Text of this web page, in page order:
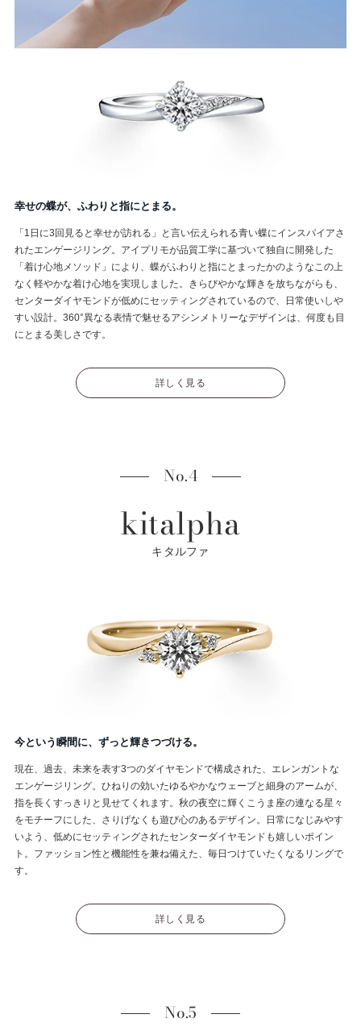
幸せの蝶が、ふわりと指にとまる。
「1日に3回見ると幸せが訪れる」と言い伝えられる青い蝶にインスパイアさ
れたエンゲージリング。アイプリモが品質工学に基づいて独自に開発した
「着け心地メソッド」により、蝶がふわりと指にとまったかのようなこの上
なく軽やかな着け心地を実現しました。きらびやかな輝きを放ちながらも、
センターダイヤモンドが低めにセッティングされているので、日常使いしや
すい設計。360°異なる表情で魅せるアシンメトリーなデザインは、何度も目
にとまる美しさです。
詳しく見る
No.4
kitalpha
キタルファ
今という瞬間に、ずっと輝きつづける。
現在、過去、未来を表す3つのダイヤモンドで構成された、エレンガントな
エンゲージリング。ひねりの効いたゆるやかなウェーブと細身のアームが、
指を長くすっきりと見せてくれます。秋の夜空に輝くこうま座の連なる星々
をモチーフにした、さりげなくも遊び心のあるデザイン。日常になじみやす
いよう、低めにセッティングされたセンターダイヤモンドも嬉しいポイン
ト。ファッション性と機能性を兼ね備えた、毎日つけていたくなるリングで
す。
詳しく見る
No.5